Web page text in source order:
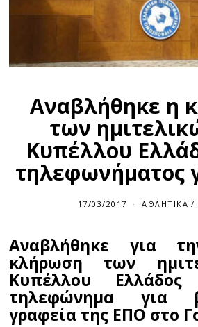
Αναβλήθηκε η
των
Κυπέλλου
τηλεφωνήματος
17/03/2017 ΑΘΛΗΤΙΚΆ /
Αναβλήθηκε για
κλήρωση των
Κυπέλλου
τηλεφώνημα για
γραφεία της ΕΠΟ στο